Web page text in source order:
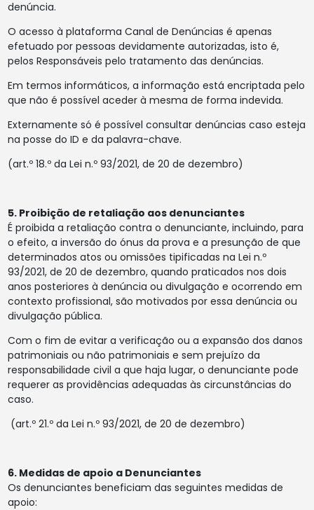
denúncia.
O acesso à plataforma Canal de Denúncias é apenas
efetuado por pessoas devidamente autorizadas, isto é,
pelos Responsáveis pelo tratamento das denúncias.
Em termos informáticos, a informação está encriptada pelo
que não é possível aceder à mesma de forma indevida.
Externamente só é possível consultar denúncias caso esteja
na posse do ID e da palavra-chave.
(art.º 18.º da Lei n.º 93/2021, de 20 de dezembro)
5. Proibição de retaliação aos denunciantes
É proibida a retaliação contra o denunciante, incluindo, para
o efeito, a inversão do ónus da prova e a presunção de que
determinados atos ou omissões tipificadas na Lei n.º
93/2021, de 20 de dezembro, quando praticados nos dois
anos posteriores à denúncia ou divulgação e ocorrendo em
contexto profissional, são motivados por essa denúncia ou
divulgação pública.
Com o fim de evitar a verificação ou a expansão dos danos
patrimoniais ou não patrimoniais e sem prejuízo da
responsabilidade civil a que haja lugar, o denunciante pode
requerer as providências adequadas às circunstâncias do
caso.
(art.º 21.º da Lei n.º 93/2021, de 20 de dezembro)
6. Medidas de apoio a Denunciantes
Os denunciantes beneficiam das seguintes medidas de
apoio: